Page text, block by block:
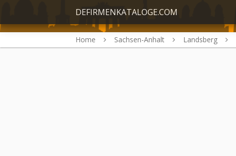
DEFIRMENKATALOGE.COM
Home Sachsen-Anhalt Landsberg